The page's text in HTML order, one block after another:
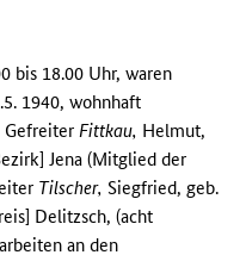
bis 18.00 Uhr, waren
1940, wohnhaft
GefreiterFittkau, Helmut,
Jena (Mitglied der
Tilscher, Siegfried, geb.
Delitzsch, (acht
an den